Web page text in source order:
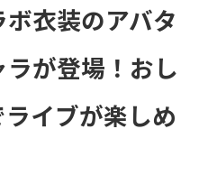
衣装のアバタ
が登場！おし
イブが楽しめ